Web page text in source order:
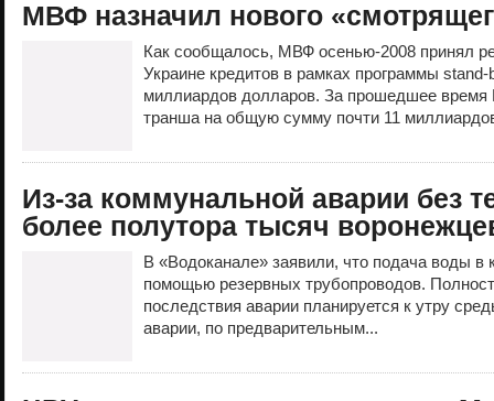
МВФ назначил нового
Как сообщалось, МВФ осенью-2008 принял
Украине кредитов в рамках программы
миллиардов долларов. За прошедшее время
транша на общую сумму почти 11
Из-за коммунальной аварии без
более полутора тысяч
В «Водоканале» заявили, что подача воды в
помощью резервных трубопроводов.
последствия аварии планируется к утру
аварии, по предварительным...